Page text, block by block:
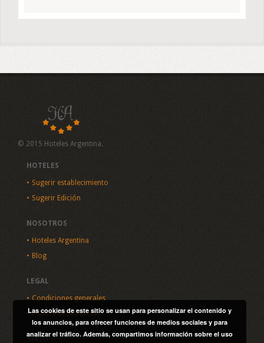
© 2015 Hoteles Argentina.
HOTELES
Sugerir establecimiento
Sugerir Edición
NOSOTROS
Hoteles Argentina
Blog
LEGAL
Condiciones generales
Política de privacidad
SITIO
Las cookies de este sitio se usan para personalizar el contenido y
los anuncios, para ofrecer funciones de medios sociales y para
analizar el tráfico. Además, compartimos información sobre el uso